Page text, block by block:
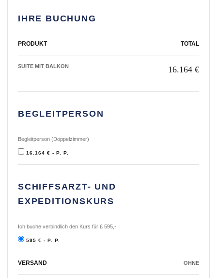
IHRE BUCHUNG
PRODUKT TOTAL
SUITE MIT BALKON 16.164 €
BEGLEITPERSON
Begleitperson (Doppelzimmer)
16.164 € - P. P.
SCHIFFSARZT- UND
EXPEDITIONSKURS
Ich buche verbindlich den Kurs für £ 595,-
595 € - P. P.
VERSAND OHNE